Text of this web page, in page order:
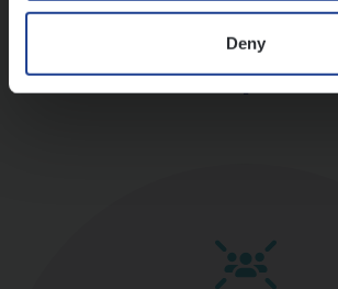
Deny
Ons sollicitatieproces